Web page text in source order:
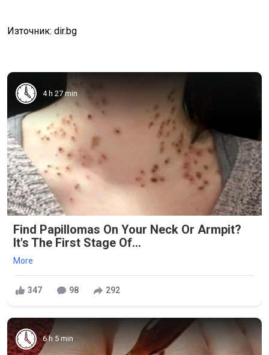
Източник: dir.bg
4 h 27 min
Find Papillomas On Your Neck Or Armpit?
It's The First Stage Of...
More
347 98 292
6 h 5 min